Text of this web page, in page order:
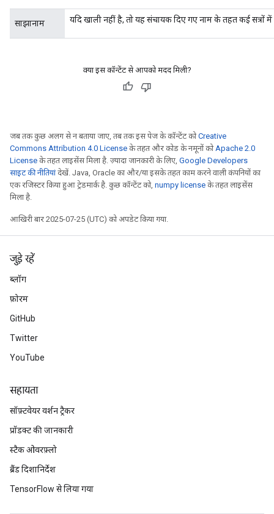
साझानाम यदि खाली नहीं है, तो यह संचायक दिए गए नाम के तहत कई सत्रों में
क्या इस कॉन्टेंट से आपको मदद मिली?
जब तक कुछ अलग से न बताया जाए, तब तक इस पेज के कॉन्टेंट कोCreative
Commons Attribution 4.0 License के तहत और कोड के नमूनों कोApache 2.0
License के तहत लाइसेंस मिला है. ज़्यादा जानकारी के लिए, Google Developers
साइट की नीतियांदेखें. Java, Oracle का और/या इसके तहत काम करने वाली कंपनियों का
एक रजिस्टर किया हुआ ट्रेडमार्क है. कुछ कॉन्टेंट को, numpy license के तहत लाइसेंस
मिला है.
आखिरी बार 2025-07-25 (UTC) को अपडेट किया गया.
जुड़े रहें
ब्लॉग
फ़ोरम
GitHub
Twitter
YouTube
सहायता
सॉफ़्टवेयर वर्शन ट्रैकर
प्रॉडक्ट की जानकारी
स्टैक ओवरफ़्लो
ब्रैंड दिशानिर्देश
TensorFlow से लिया गया